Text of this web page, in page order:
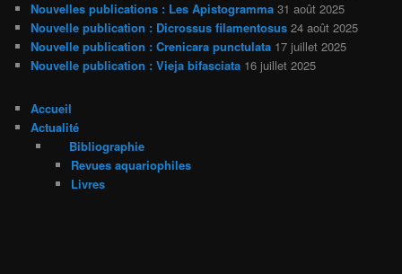
Nouvelles publications : Les Apistogramma 31 août 2025
Nouvelle publication : Dicrossus filamentosus 24 août 2025
Nouvelle publication : Crenicara punctulata 17 juillet 2025
Nouvelle publication : Vieja bifasciata 16 juillet 2025
Accueil
Actualité
Bibliographie
Revues aquariophiles
Livres